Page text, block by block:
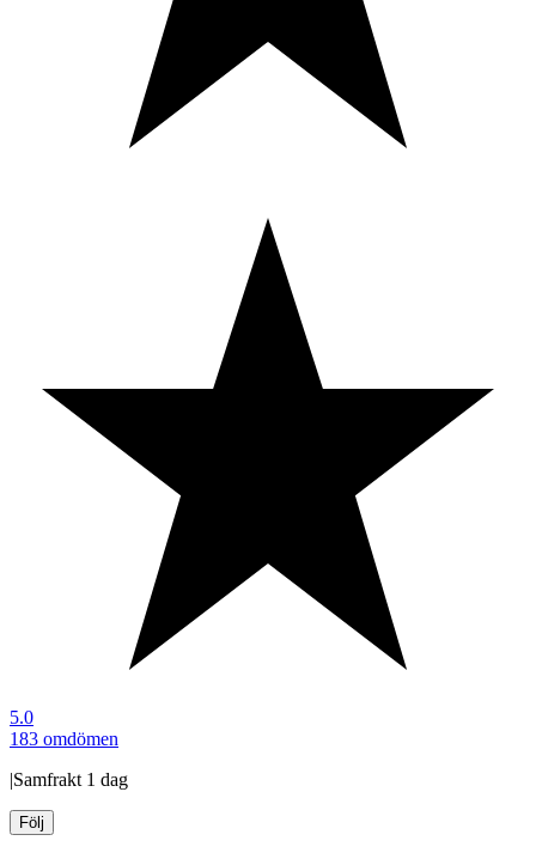
5.0
183 omdömen
|Samfrakt 1 dag
Följ